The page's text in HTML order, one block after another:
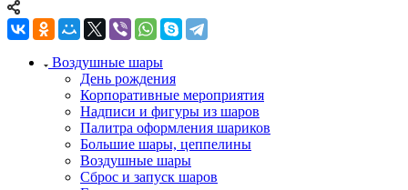
Воздушные шары
День рождения
Корпоративные мероприятия
Надписи и фигуры из шаров
Палитра оформления шариков
Большие шары, цеппелины
Воздушные шары
Сброс и запуск шаров